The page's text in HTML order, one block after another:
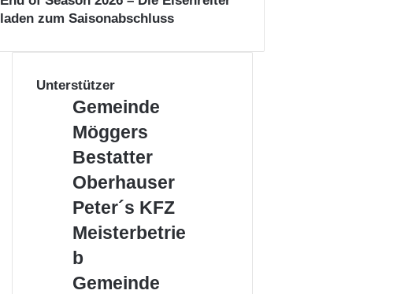
laden zum Saisonabschluss
Unterstützer
Gemeinde
Gemeinde
Möggers
Bestatter
Bestatter
Oberhauser
Peter
KFZ
Meisterbetrieb
Peter´s KFZ
Meisterbetrie
b
Gemeinde
Gemeinde